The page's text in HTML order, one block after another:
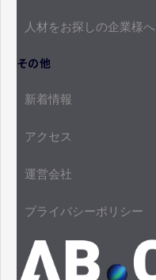
人材をお探しの企業様へ
その他
新着情報
アクセス
運営会社
プライバシーポリシー